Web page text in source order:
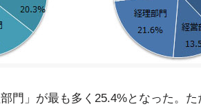
門」が最も多く25.4%となった。